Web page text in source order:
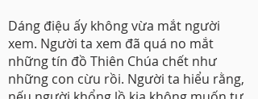
Dáng điệu ấy không vừa mắt người
xem. Người ta xem đã quá no mắt
những tín đồ Thiên Chúa chết như
những con cừu rồi. Người ta hiểu rằng,